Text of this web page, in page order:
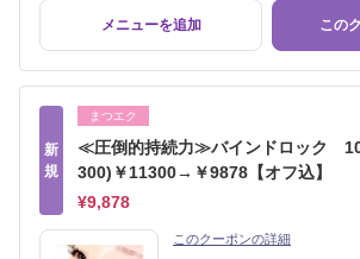
メニューを追加 この
新
規
まつエク
≪圧倒的持続力≫バインドロック
300)￥11300→￥9878【オフ込】
¥9,878
このクーポンの詳細